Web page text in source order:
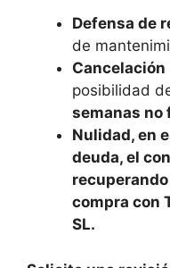
Defensa de
de
Cancelación
posibilidad
semanas no
Nulidad, en
deuda, el
compra con
SL.